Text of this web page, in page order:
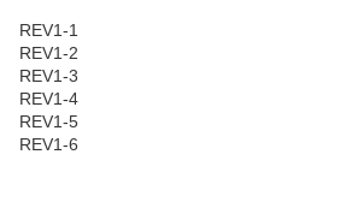
REV1-1
REV1-2
REV1-3
REV1-4
REV1-5
REV1-6